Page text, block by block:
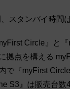
スタンバイ時間
Circle』と『
拠点を構える
で『myFirst
S3』は販売台数